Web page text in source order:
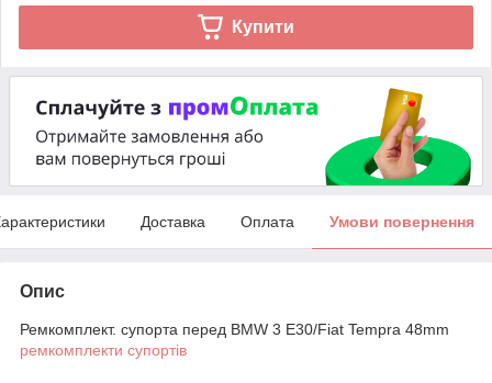
Купити
Доставка Оплата Умови повернення
Опис
Ремкомплект. супорта перед BMW 3 E30/Fiat Tempra 48mm
ремкомплекти супортів